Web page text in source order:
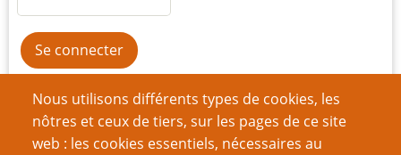
Nous utilisons différents types de cookies, les
nôtres et ceux de tiers, sur les pages de ce site
web : les cookies essentiels, nécessaires au
Réinitialiser votre mot de passe